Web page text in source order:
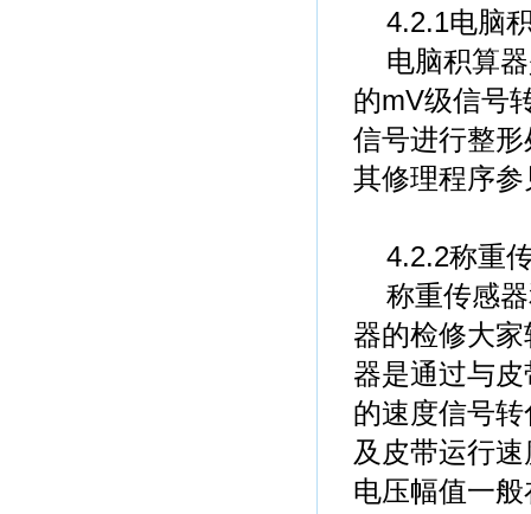
4.2.1电脑
电脑积算器
的mV级信号
信号进行整
其修理程序
4.2.2称重
称重传感器
器的检修大
器是通过与
的速度信号
及皮带运行
电压幅值一般